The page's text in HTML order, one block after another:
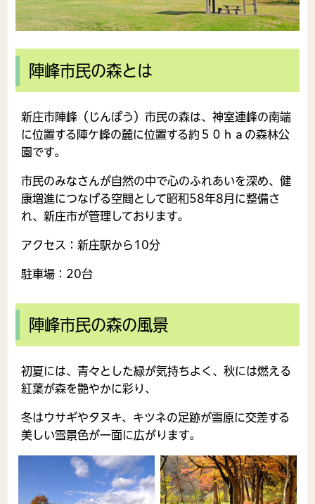
陣峰市民の森とは
新庄市陣峰（じんぽう）市民の森は、神室連峰の南端
に位置する陣ケ峰の麓に位置する約５０ｈａの森林公
園です。
市民のみなさんが自然の中で心のふれあいを深め、健
康増進につなげる空間として昭和58年8月に整備さ
れ、新庄市が管理しております。
アクセス：新庄駅から10分
駐車場：20台
陣峰市民の森の風景
初夏には、青々とした緑が気持ちよく、秋には燃える
紅葉が森を艶やかに彩り、
冬はウサギやタヌキ、キツネの足跡が雪原に交差する
美しい雪景色が一面に広がります。